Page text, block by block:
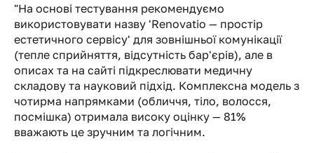
"На основі тестування рекомендуємо
використовувати назву 'Renovatio — простір
естетичного сервісу' для зовнішньої комунікації
(тепле сприйняття, відсутність бар'єрів), але в
описах та на сайті підкреслювати медичну
складову та науковий підхід. Комплексна модель з
чотирма напрямками (обличчя, тіло, волосся,
посмішка) отримала високу оцінку — 81%
вважають це зручним та логічним.